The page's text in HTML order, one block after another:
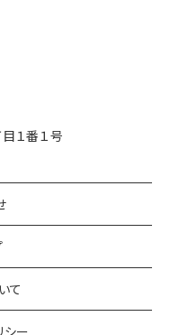
１番１号
て